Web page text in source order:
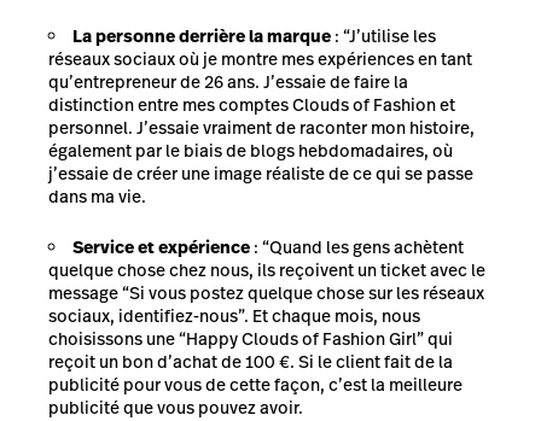
La personne derrière la marque : “J’utilise les
réseaux sociaux où je montre mes expériences en tant
qu’entrepreneur de 26 ans. J’essaie de faire la
distinction entre mes comptes Clouds of Fashion et
personnel. J’essaie vraiment de raconter mon histoire,
également par le biais de blogs hebdomadaires, où
j’essaie de créer une image réaliste de ce qui se passe
dans ma vie.
Service et expérience : “Quand les gens achètent
quelque chose chez nous, ils reçoivent un ticket avec le
message “Si vous postez quelque chose sur les réseaux
sociaux, identifiez-nous”. Et chaque mois, nous
choisissons une “Happy Clouds of Fashion Girl” qui
reçoit un bon d’achat de 100 €. Si le client fait de la
publicité pour vous de cette façon, c’est la meilleure
publicité que vous pouvez avoir.